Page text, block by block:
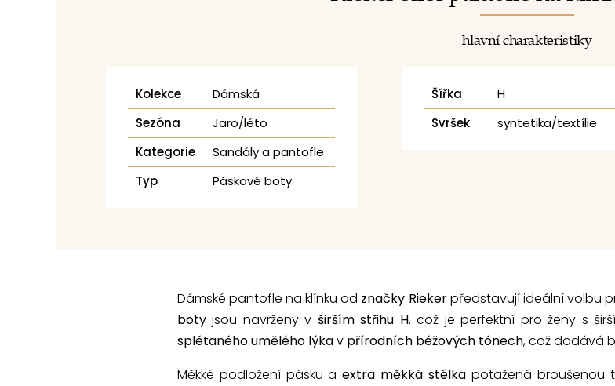
hlavní charakteristiky
Kolekce
Dámská
Sezóna
Jaro/léto
Kategorie
Sandály a pantofle
Typ
Páskové boty
Šířka
H
Svršek
syntetika/textílie
Dámské pantofle na klínku od značky Riekerpředstavují ideální volbu
botyjsou navrženy v širším střihu H, což je perfektní pro ženy s
splétaného umělého lýkav přírodních béžových tónech, což dodává
Měkké podložení pásku aextra měkká stélka potažená broušenou